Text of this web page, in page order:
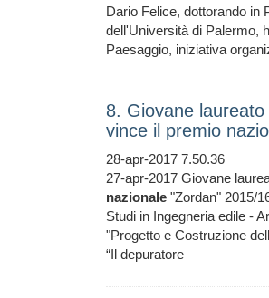
Dario Felice, dottorando in
dell'Università di Palermo,
Paesaggio, iniziativa
8. Giovane
vince il premio
28-apr-2017 7.50.36
27-apr-2017 Giovane
nazionale "Zordan" 2015/
Studi in Ingegneria edile -
"Progetto e Costruzione
“Il depuratore